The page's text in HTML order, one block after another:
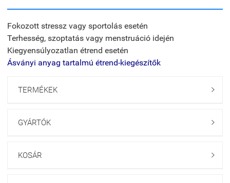
Fokozott stressz vagy sportolás esetén
Terhesség, szoptatás vagy menstruáció idején
Kiegyensúlyozatlan étrend esetén
Ásványi anyag tartalmú étrend-kiegészítők
TERMÉKEK 
GYÁRTÓK 
KOSÁR 